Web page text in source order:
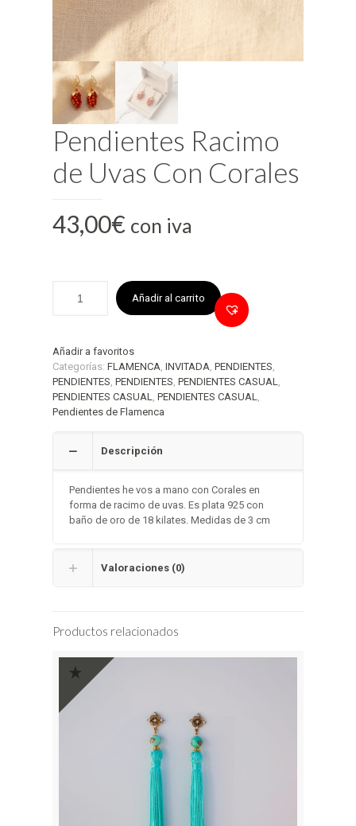
Pendientes Racimo
de Uvas Con Corales
43,00€ con iva
Añadir al carrito
Añadir a favoritos
Categorías: FLAMENCA INVITADA PENDIENTES
PENDIENTES PENDIENTES PENDIENTES CASUAL
PENDIENTES CASUAL
PENDIENTES CASUAL
Pendientes de Flamenca
Descripción
Pendientes he vos a mano con Corales en
forma de racimo de uvas. Es plata 925 con
baño de oro de 18 kilates. Medidas de 3 cm
Valoraciones (0)
Productos relacionados